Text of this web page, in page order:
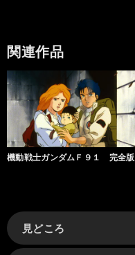
関連作品
機動戦士ガンダムＦ９１ 完全版
見どころ